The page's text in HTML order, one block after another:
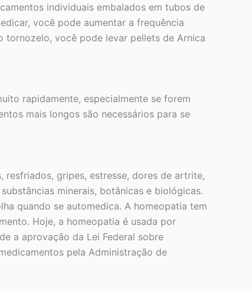
individuais embalados em tubos de
você pode aumentar a frequência
tornozelo, você pode levar pellets de Arnica
rapidamente, especialmente se forem
mais longos são necessários para se
resfriados, gripes, estresse, dores de artrite,
minerais, botânicas e biológicas.
quando se automedica. A homeopatia tem
Hoje, a homeopatia é usada por
a aprovação da Lei Federal sobre
pela Administração de